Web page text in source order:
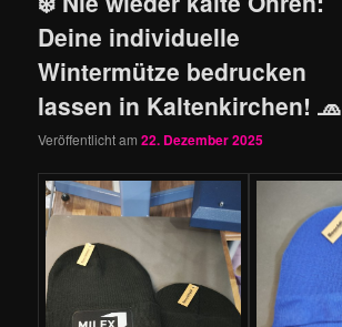
Deine individuelle
Wintermütze bedrucken
lassen in Kaltenkirchen! 🧢
Veröffentlicht am22. Dezember 2025